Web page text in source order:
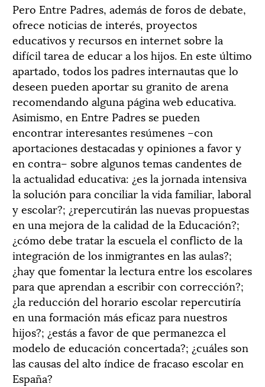
Pero Entre Padres, además de foros de debate,
ofrece noticias de interés, proyectos
educativos y recursos en internet sobre la
difícil tarea de educar a los hijos. En este último
apartado, todos los padres internautas que lo
deseen pueden aportar su granito de arena
recomendando alguna página web educativa.
Asimismo, en Entre Padres se pueden
encontrar interesantes resúmenes –con
aportaciones destacadas y opiniones a favor y
en contra– sobre algunos temas candentes de
la actualidad educativa: ¿es la jornada intensiva
la solución para conciliar la vida familiar, laboral
y escolar?; ¿repercutirán las nuevas propuestas
en una mejora de la calidad de la Educación?;
¿cómo debe tratar la escuela el conflicto de la
integración de los inmigrantes en las aulas?;
¿hay que fomentar la lectura entre los escolares
para que aprendan a escribir con corrección?;
¿la reducción del horario escolar repercutiría
en una formación más eficaz para nuestros
hijos?; ¿estás a favor de que permanezca el
modelo de educación concertada?; ¿cuáles son
las causas del alto índice de fracaso escolar en
España?